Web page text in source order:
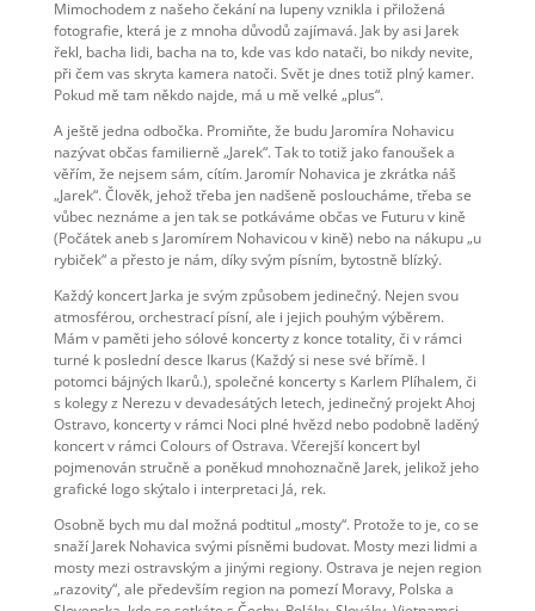
Mimochodem z našeho čekání na lupeny vznikla i přiložená
fotografie, která je z mnoha důvodů zajímavá. Jak by asi Jarek
řekl, bacha lidi, bacha na to, kde vas kdo natači, bo nikdy nevite,
při čem vas skryta kamera natoči. Svět je dnes totiž plný kamer.
Pokud mě tam někdo najde, má u mě velké „plus“.
A ještě jedna odbočka. Promiňte, že budu Jaromíra Nohavicu
nazývat občas familierně „Jarek“. Tak to totiž jako fanoušek a
věřím, že nejsem sám, cítím. Jaromír Nohavica je zkrátka náš
„Jarek“. Člověk, jehož třeba jen nadšeně posloucháme, třeba se
vůbec neznáme a jen tak se potkáváme občas ve Futuru v kině
(Počátek aneb s Jaromírem Nohavicou v kině) nebo na nákupu „u
rybiček“ a přesto je nám, díky svým písním, bytostně blízký.
Každý koncert Jarka je svým způsobem jedinečný. Nejen svou
atmosférou, orchestrací písní, ale i jejich pouhým výběrem.
Mám v paměti jeho sólové koncerty z konce totality, či v rámci
turné k poslední desce Ikarus (Každý si nese své břímě. I
potomci bájných Ikarů.), společné koncerty s Karlem Plíhalem, či
s kolegy z Nerezu v devadesátých letech, jedinečný projekt Ahoj
Ostravo, koncerty v rámci Noci plné hvězd nebo podobně laděný
koncert v rámci Colours of Ostrava. Včerejší koncert byl
pojmenován stručně a poněkud mnohoznačně Jarek, jelikož jeho
grafické logo skýtalo i interpretaci Já, rek.
Osobně bych mu dal možná podtitul „mosty“. Protože to je, co se
snaží Jarek Nohavica svými písněmi budovat. Mosty mezi lidmi a
mosty mezi ostravským a jinými regiony. Ostrava je nejen region
„razovity“, ale především region na pomezí Moravy, Polska a